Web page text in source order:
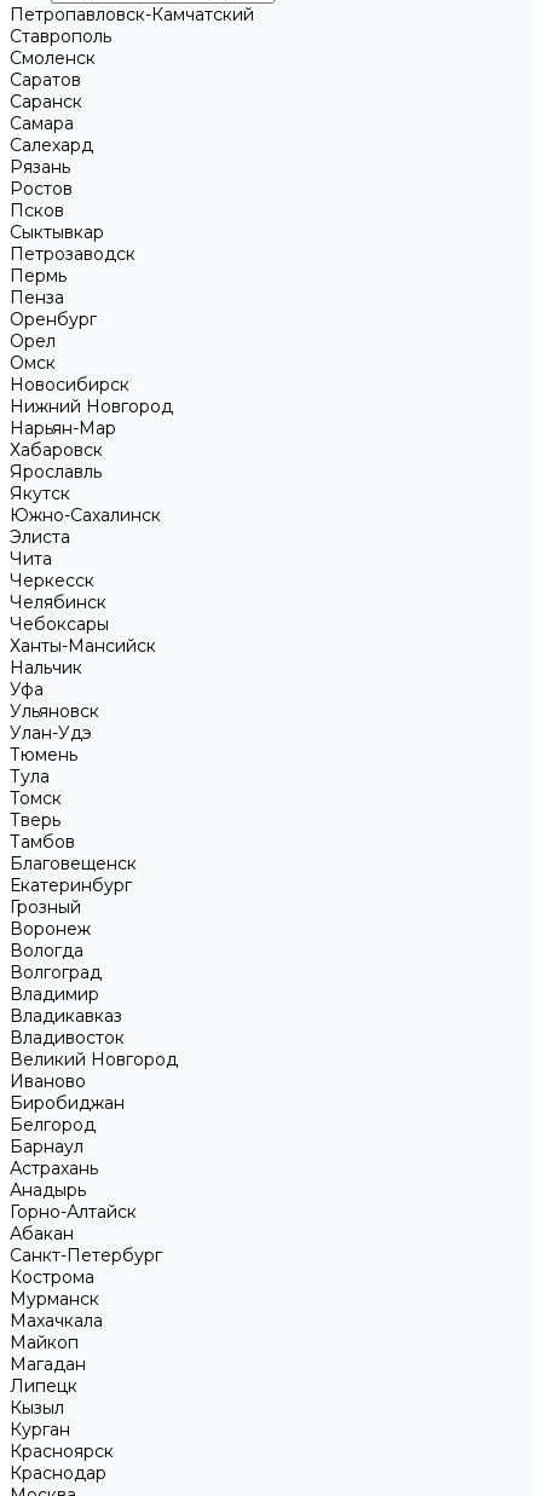
Петропавловск-Камчатский
Ставрополь
Смоленск
Саратов
Саранск
Самара
Салехард
Рязань
Ростов
Псков
Сыктывкар
Петрозаводск
Пермь
Пенза
Оренбург
Орел
Омск
Новосибирск
Нижний Новгород
Нарьян-Мар
Хабаровск
Ярославль
Якутск
Южно-Сахалинск
Элиста
Чита
Черкесск
Челябинск
Чебоксары
Ханты-Мансийск
Нальчик
Уфа
Ульяновск
Улан-Удэ
Тюмень
Тула
Томск
Тверь
Тамбов
Благовещенск
Екатеринбург
Грозный
Воронеж
Вологда
Волгоград
Владимир
Владикавказ
Владивосток
Великий Новгород
Иваново
Биробиджан
Белгород
Барнаул
Астрахань
Анадырь
Горно-Алтайск
Абакан
Санкт-Петербург
Кострома
Мурманск
Махачкала
Майкоп
Магадан
Липецк
Кызыл
Курган
Красноярск
Краснодар